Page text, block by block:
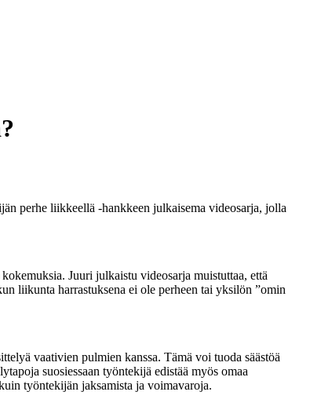
perhe liikkeellä -hankkeen julkaisema videosarja, jolla
Juuri julkaistu videosarja muistuttaa, että
liikunta harrastuksena ei ole perheen tai yksilön ”omin
vaativien pulmien kanssa. Tämä voi tuoda säästöä
suosiessaan työntekijä edistää myös omaa
työntekijän jaksamista ja voimavaroja.